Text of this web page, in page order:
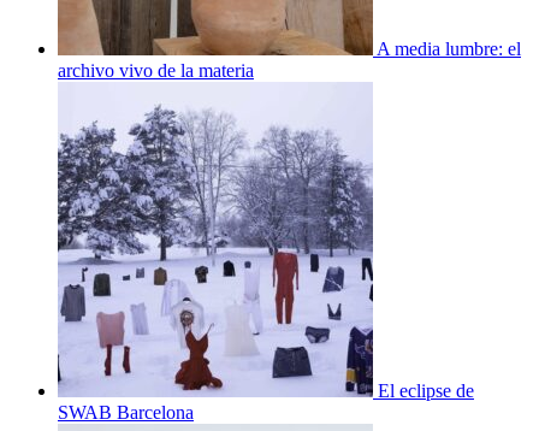
A media lumbre: el
archivo vivo de la materia
El eclipse de
SWAB Barcelona